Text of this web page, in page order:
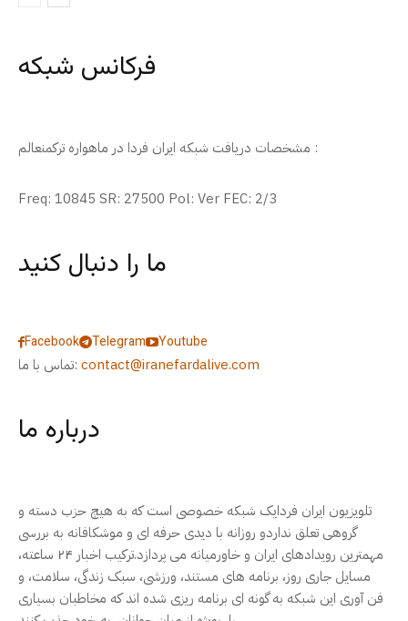
فرکانس شبکه
مشخصات دریافت شبکه ایران فردا در ماهواره ترکمنعالم :
Freq: 10845 SR: 27500 Pol: Ver FEC: 2/3
ما را دنبال کنید
Facebook Telegram
Youtube
تماس با ما: contact@iranefardalive.com
درباره ما
تلویزیون ایران فردایک شبکه خصوصی است که به هیچ حزب دسته و
گروهی تعلق نداردو روزانه با دیدی حرفه ای و موشکافانه به بررسی
مهمترین رویدادهای ایران و خاورمیانه می پردازد.ترکیب اخبار ۲۴ ساعته،
مسایل جاری روز، برنامه های مستند، ورزشی، سبک زندگی، سلامت، و
فن آوری این شبکه به گونه ای برنامه ریزی شده اند که مخاطبان بسیاری